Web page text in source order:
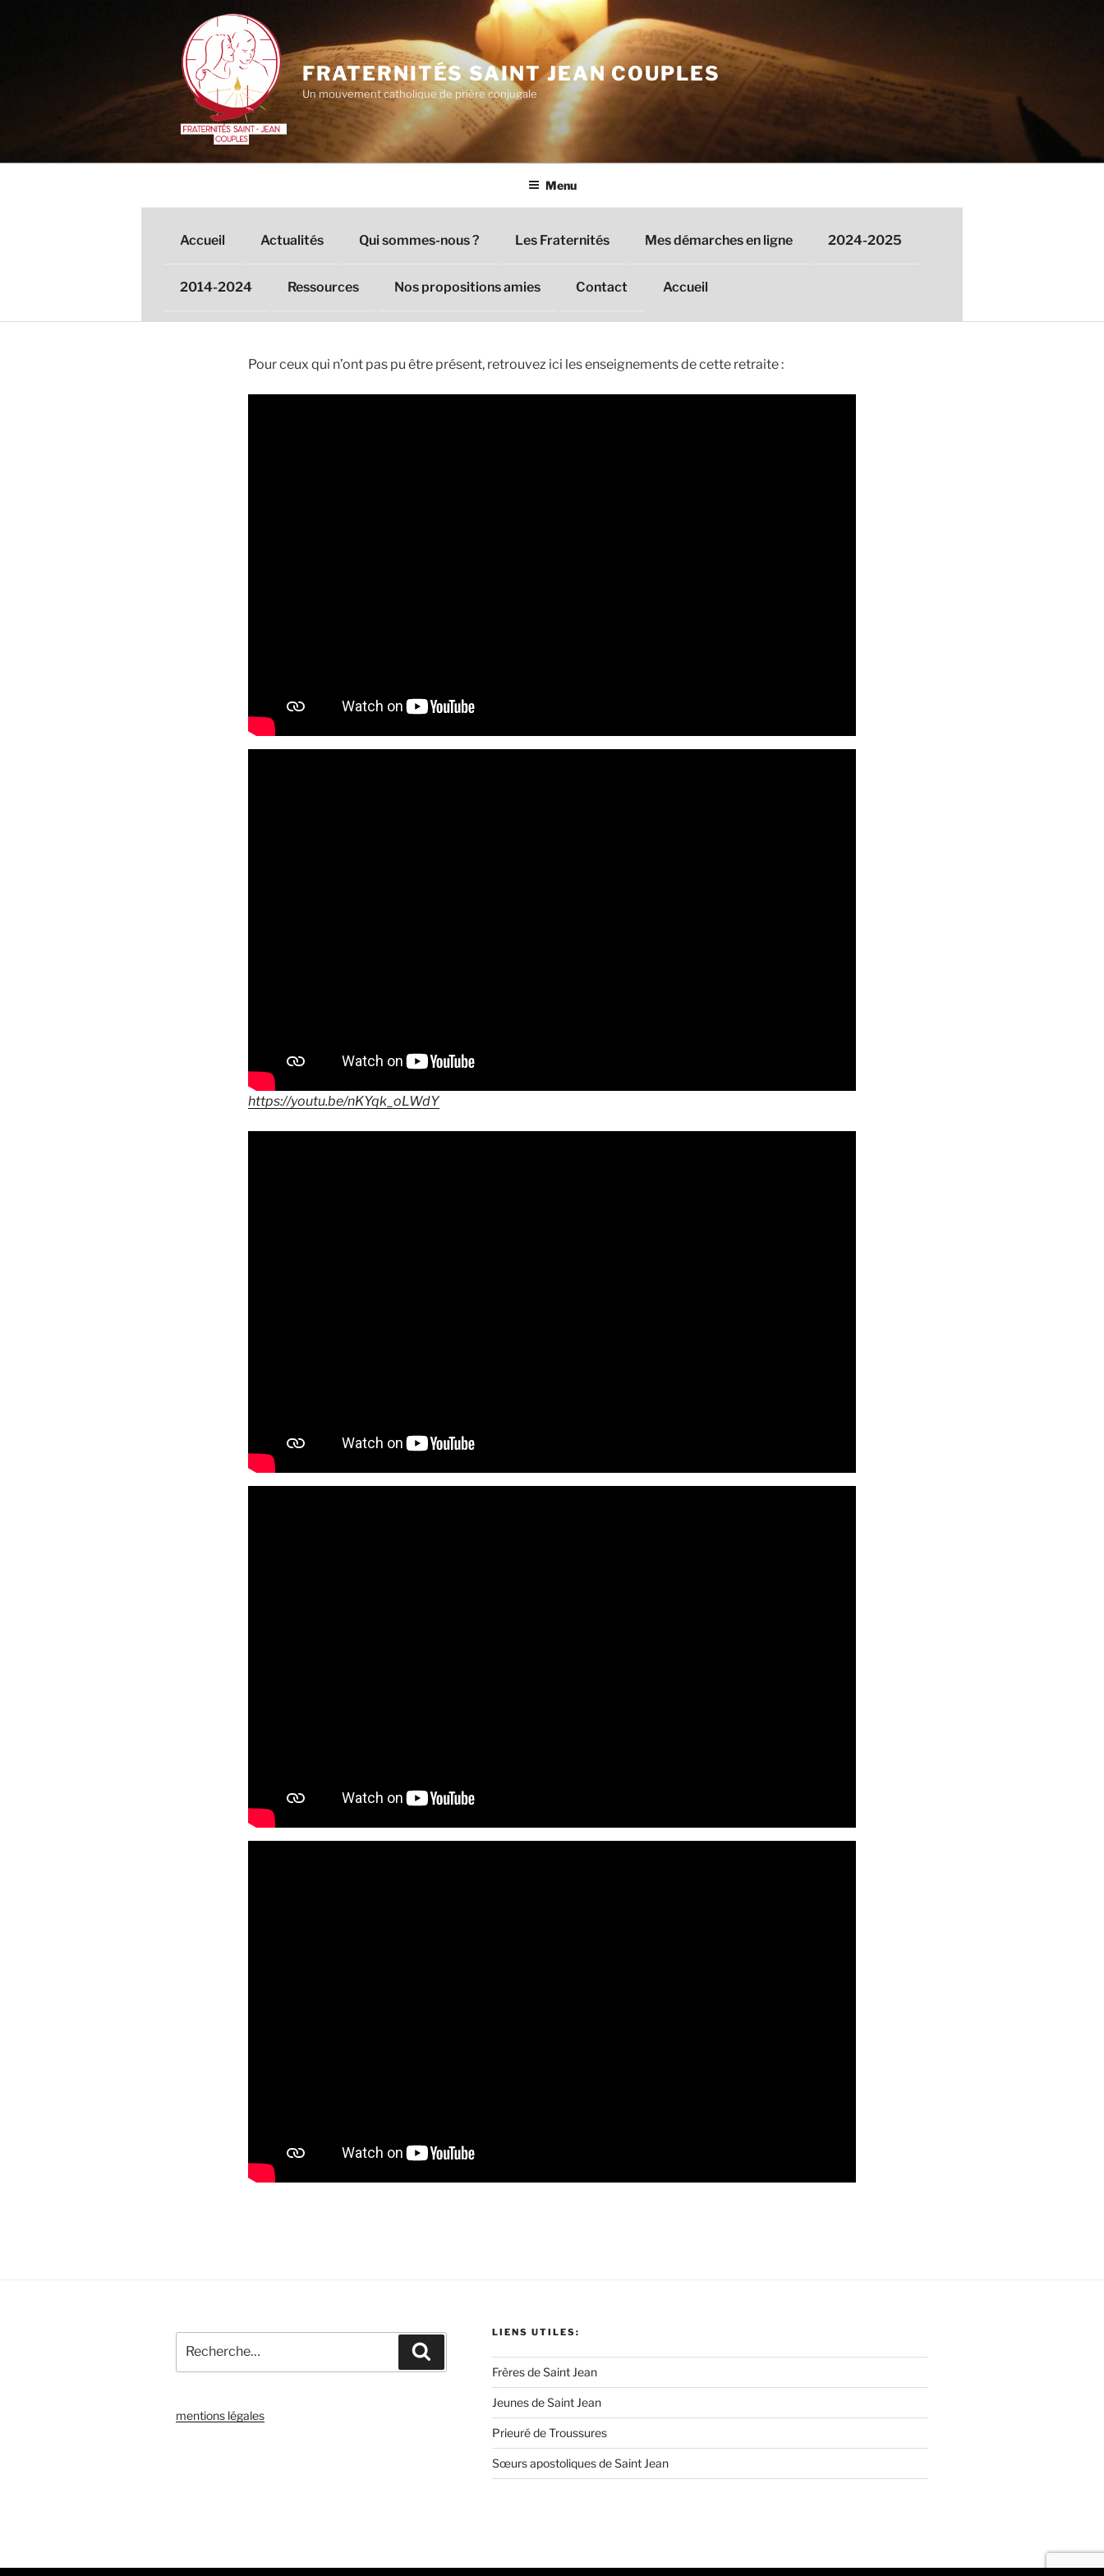
FRATERNITÉS SAINT JEAN COUPLES
Un mouvement catholique de prière conjugale
Menu
Accueil Actualités Qui sommes-nous ? Les Fraternités Mes démarches en ligne 2024-2025
2014-2024 Ressources Nos propositions amies Contact Accueil
Pour ceux qui n’ont pas pu être présent, retrouvez ici les enseignements de cette retraite :
https://youtu.be/nKYqk_oLWdY
pour
:
mentions légales
LIENS UTILES:
Frères de Saint Jean
Jeunes de Saint Jean
Prieuré de Troussures
Sœurs apostoliques de Saint Jean